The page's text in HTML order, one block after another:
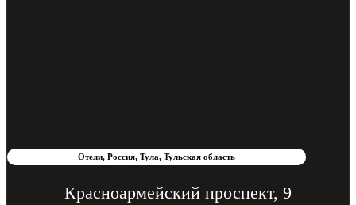
Отели, Россия, Тула, Тульская область
Красноармейский проспект, 9